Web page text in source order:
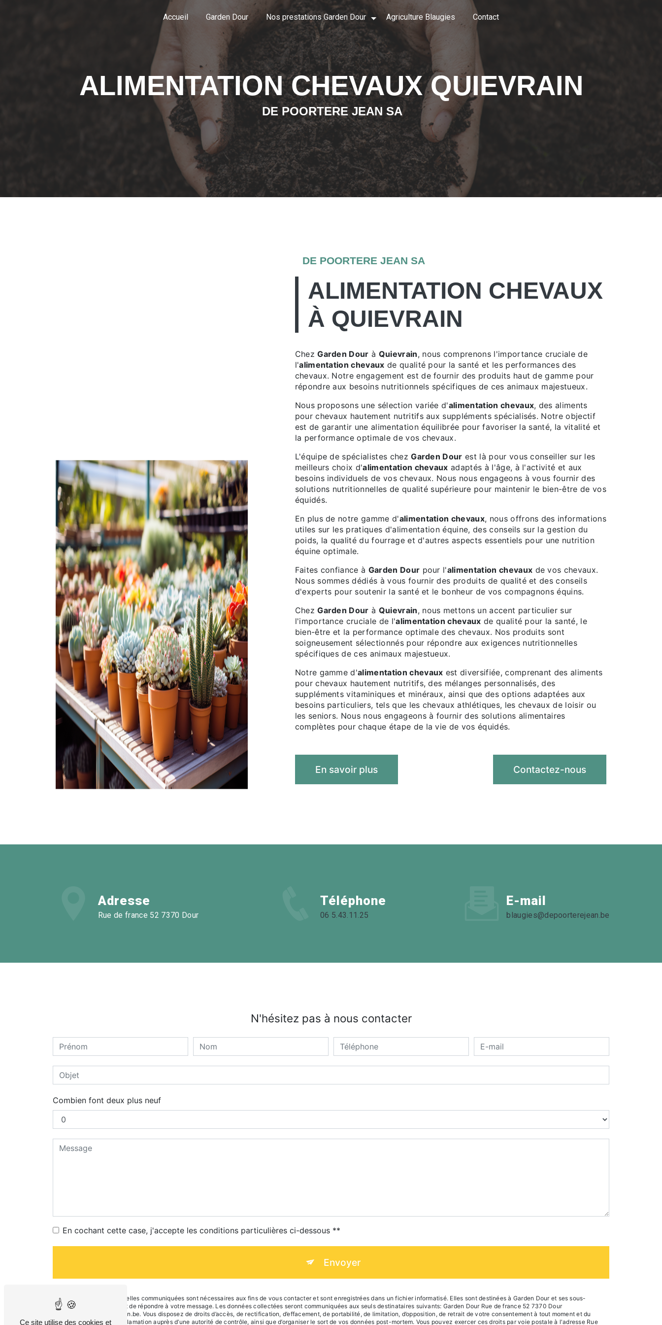
Accueil Garden Dour Nos prestations Garden Dour Agriculture Blaugies Contact
ALIMENTATION CHEVAUX QUIEVRAIN
DE POORTERE JEAN SA
DE POORTERE JEAN SA
ALIMENTATION CHEVAUX
À QUIEVRAIN
ChezGarden Dour à Quievrain, nous comprenons l'importance cruciale de
l'alimentation chevaux de qualité pour la santé et les performances des
chevaux. Notre engagement est de fournir des produits haut de gamme pour
répondre aux besoins nutritionnels spécifiques de ces animaux majestueux.
Nous proposons une sélection variée d'alimentation chevaux, des aliments
pour chevaux hautement nutritifs aux suppléments spécialisés. Notre objectif
est de garantir une alimentation équilibrée pour favoriser la santé, la vitalité et
la performance optimale de vos chevaux.
L'équipe de spécialistes chezGarden Dour est là pour vous conseiller sur les
meilleurs choix d'alimentation chevaux adaptés à l'âge, à l'activité et aux
besoins individuels de vos chevaux. Nous nous engageons à vous fournir des
solutions nutritionnelles de qualité supérieure pour maintenir le bien-être de vos
équidés.
En plus de notre gamme d'alimentation chevaux, nous offrons des informations
utiles sur les pratiques d'alimentation équine, des conseils sur la gestion du
poids, la qualité du fourrage et d'autres aspects essentiels pour une nutrition
équine optimale.
Faites confiance à Garden Dour pour l'alimentation chevaux de vos chevaux.
Nous sommes dédiés à vous fournir des produits de qualité et des conseils
d'experts pour soutenir la santé et le bonheur de vos compagnons équins.
ChezGarden Dour à Quievrain, nous mettons un accent particulier sur
l'importance cruciale de l'alimentation chevaux de qualité pour la santé, le
bien-être et la performance optimale des chevaux. Nos produits sont
soigneusement sélectionnés pour répondre aux exigences nutritionnelles
spécifiques de ces animaux majestueux.
Notre gamme d'alimentation chevaux est diversifiée, comprenant des aliments
pour chevaux hautement nutritifs, des mélanges personnalisés, des
suppléments vitaminiques et minéraux, ainsi que des options adaptées aux
besoins particuliers, tels que les chevaux athlétiques, les chevaux de loisir ou
les seniors. Nous nous engageons à fournir des solutions alimentaires
complètes pour chaque étape de la vie de vos équidés.
En savoir plus Contactez-nous
Adresse
Rue de france 52 7370 Dour
Téléphone
06 5.43.11.25
E-mail
blaugies@depoorterejean.be
N'hésitez pas à nous contacter
Combien font deux plus neuf
En cochant cette case, j'accepte les conditions particulières ci-dessous **
Envoyer
** Les données personnelles communiquées sont nécessaires aux fins de vous contacter et sont enregistrées dans un fichier informatisé. Elles sont destinées à Garden Dour et ses sous-
traitants dans le seul but de répondre à votre message. Les données collectées seront communiquées aux seuls destinataires suivants: Garden Dour Rue de france 52 7370 Dour
blaugies@depoorterejean.be. Vous disposez de droits d’accès, de rectification, d’effacement, de portabilité, de limitation, d’opposition, de retrait de votre consentement à tout moment et du
droit d’introduire une réclamation auprès d’une autorité de contrôle, ainsi que d’organiser le sort de vos données post-mortem. Vous pouvez exercer ces droits par voie postale à l'adresse Rue
Ce site utilise des cookies et